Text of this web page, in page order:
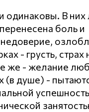
одинаковы. В них
боль и
- грусть, страх
же - желание
(в душе) -